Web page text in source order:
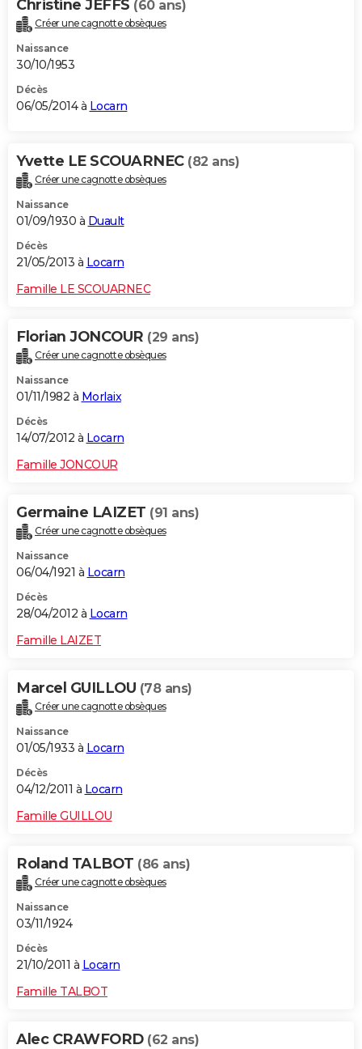
Christine JEFFS (60 ans)
Créer une cagnotte obsèques
Naissance
30/10/1953
Décès
06/05/2014 à Locarn
Yvette LE SCOUARNEC (82 ans)
Créer une cagnotte obsèques
Naissance
01/09/1930 à Duault
Décès
21/05/2013 à Locarn
Famille LE SCOUARNEC
Florian JONCOUR (29 ans)
Créer une cagnotte obsèques
Naissance
01/11/1982 à Morlaix
Décès
14/07/2012 à Locarn
Famille JONCOUR
Germaine LAIZET (91 ans)
Créer une cagnotte obsèques
Naissance
06/04/1921 à Locarn
Décès
28/04/2012 à Locarn
Famille LAIZET
Marcel GUILLOU (78 ans)
Créer une cagnotte obsèques
Naissance
01/05/1933 à Locarn
Décès
04/12/2011 à Locarn
Famille GUILLOU
Roland TALBOT (86 ans)
Créer une cagnotte obsèques
Naissance
03/11/1924
Décès
21/10/2011 à Locarn
Famille TALBOT
Alec CRAWFORD (62 ans)